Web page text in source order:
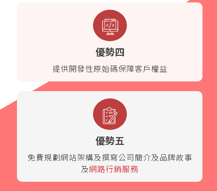
優勢四
提供開發性原始碼保障客戶權益
優勢五
免費規劃網站架構及撰寫公司簡介及品牌故事
及網路行銷服務